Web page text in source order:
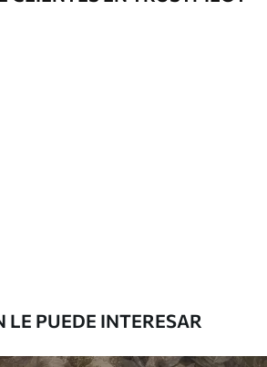
y/o adhesivo para empapelar.
LE PUEDE INTERESAR